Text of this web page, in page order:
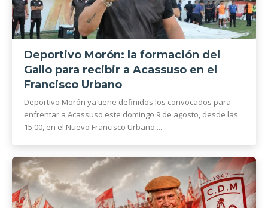
Deportivo Morón: la formación del
Gallo para recibir a Acassuso en el
Francisco Urbano
Deportivo Morón ya tiene definidos los convocados para
enfrentar a Acassuso este domingo 9 de agosto, desde las
15:00, en el Nuevo Francisco Urbano....